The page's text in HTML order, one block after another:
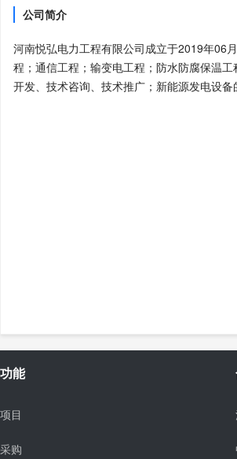
公司简介
河南悦弘电力工程有限公司成立于2019年06
程；通信工程；输变电工程；防水防腐保温
开发、技术咨询、技术推广；新能源发电设
功能
项目
采购